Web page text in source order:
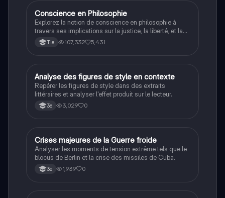
Philosophie
Conscience en Philosophie
Explorez la notion de conscience en philosophie à
travers ses implications sur la justice, la liberté, et la
connaissance. Cette fiche de révision aborde les
débats philosophiques sur la conscience, le cogito, et
étudiants en philosophie cherchant à approfondir leur
compréhension des enjeux éthiques et existentiels.
Tle 107,332 5,431
AFrançais
Analyse des figures de style en contexte
Repérer les figures de style dans des extraits
littéraires et analyser l'effet produit sur le lecteur.
3e 3,029 0
CHistoire
Crises majeures de la Guerre froide
Analyser les moments de tension extrême tels que le
blocus de Berlin et la crise des missiles de Cuba.
3e 1,939 0